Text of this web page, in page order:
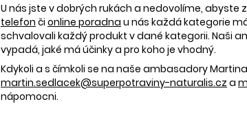
U nás jste v dobrých rukách a nedovolíme, abyste
telefon či online poradna u nás každá kategorie
schvalovali každý produkt v dané kategorii. Naši
vypadá, jaké má účinky a pro koho je vhodný.
Kdykoli a s čímkoli se na naše ambasadory
martin.sedlacek@superpotraviny-naturalis.cz a
nápomocni.